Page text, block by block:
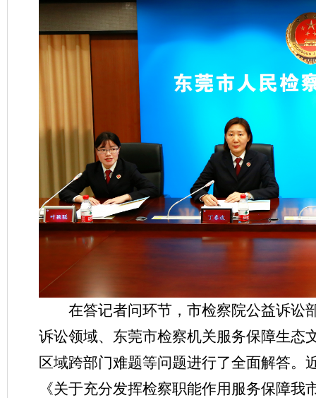
在答记者问环节，市检察院公益诉讼
诉讼领域、东莞市检察机关服务保障生态
区域跨部门难题等问题进行了全面解答。
《关于充分发挥检察职能作用服务保障